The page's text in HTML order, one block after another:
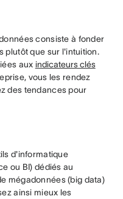
consiste à fonder
plutôt que sur l'intuition.
aux indicateurs clés
vous les rendez
des tendances pour
d'informatique
ou BI) dédiés au
mégadonnées (big data)
ainsi mieux les